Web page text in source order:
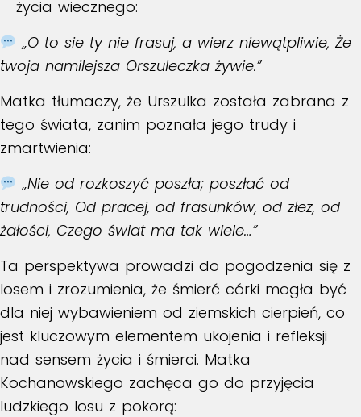
życia wiecznego:
„O to sie ty nie frasuj, a wierz niewątpliwie, Że
twoja namilejsza Orszuleczka żywie.”
Matka tłumaczy, że Urszulka została zabrana z
tego świata, zanim poznała jego trudy i
zmartwienia:
„Nie od rozkoszyć poszła; poszłać od
trudności, Od pracej, od frasunków, od złez, od
żałości, Czego świat ma tak wiele…”
Ta perspektywa prowadzi do pogodzenia się z
losem i zrozumienia, że śmierć córki mogła być
dla niej wybawieniem od ziemskich cierpień, co
jest kluczowym elementem ukojenia i refleksji
nad sensem życia i śmierci. Matka
Kochanowskiego zachęca go do przyjęcia
ludzkiego losu z pokorą: